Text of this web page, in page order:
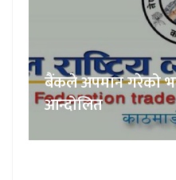
बैंकले अपमान गरेको
आन्दोलित